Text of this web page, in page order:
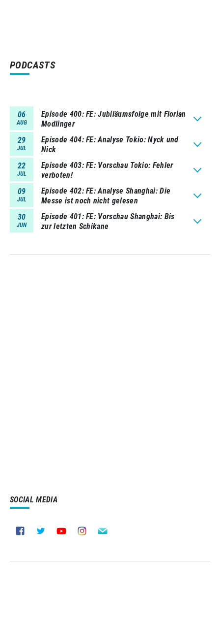
PODCASTS
06
AUG
Episode 400 FE: Jubiläumsfolge mit Florian
Modlinger
29
JUL
Episode 404 FE: Analyse Tokio: Nyck und
Nick
22
JUL
Episode 403 FE: Vorschau Tokio: Fehler
verboten!
09
JUL
Episode 402 FE: Analyse Shanghai: Die
Messe ist noch nicht gelesen
30
JUN
Episode 401 FE: Vorschau Shanghai: Bis
zur letzten Schikane
SOCIAL MEDIA